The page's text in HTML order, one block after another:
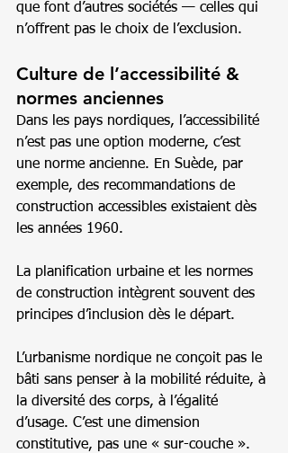
que font d’autres sociétés — celles qui
n’offrent pas le choix de l’exclusion.
Culture de l’accessibilité &
normes anciennes
Dans les pays nordiques, l’accessibilité
n’est pas une option moderne, c’est
une norme ancienne. En Suède, par
exemple, des recommandations de
construction accessibles existaient dès
les années 1960.
La planification urbaine et les normes
de construction intègrent souvent des
principes d’inclusion dès le départ.
L’urbanisme nordique ne conçoit pas le
bâti sans penser à la mobilité réduite, à
la diversité des corps, à l’égalité
d’usage. C’est une dimension
constitutive, pas une « sur-couche ».